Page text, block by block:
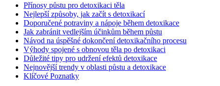
Přínosy půstu pro detoxikaci těla
Nejlepší způsoby, jak začít s detoxikací
Doporučené potraviny a nápoje během detoxikace
Jak zabránit‌ vedlejším účinkům během půstu
Návod na úspěšné dokončení detoxikačního procesu
Výhody spojené s obnovou těla po detoxikaci
Důležité tipy pro ‌udržení efektů detoxikace
Nejnovější trendy v oblasti půstu a⁢ detoxikace
Klíčové Poznatky